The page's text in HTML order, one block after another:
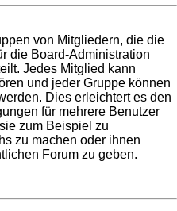
von Mitgliedern, die die
die Board-Administration
Jedes Mitglied kann
und jeder Gruppe können
Dies erleichtert es den
für mehrere Benutzer
zum Beispiel zu
zu machen oder ihnen
Forum zu geben.